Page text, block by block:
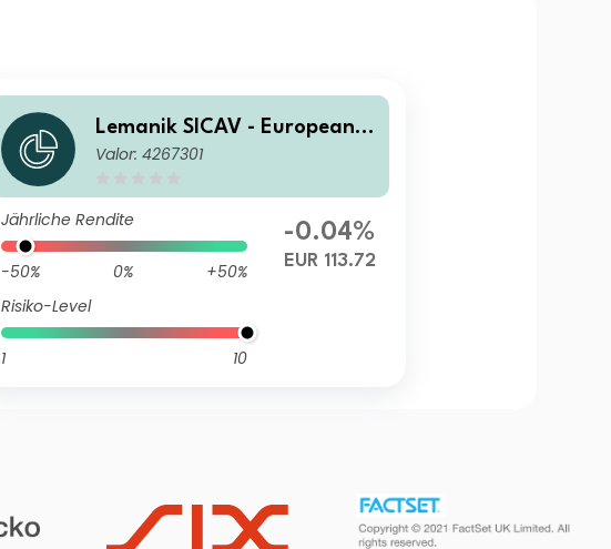
Lemanik SICAV - European Fl
exible Bond Capitalisation R
Valor: 4267301
Jährliche Rendite
-50% 0%
+50%
Risiko-Level
1 10
-0.04%
EUR 113.72